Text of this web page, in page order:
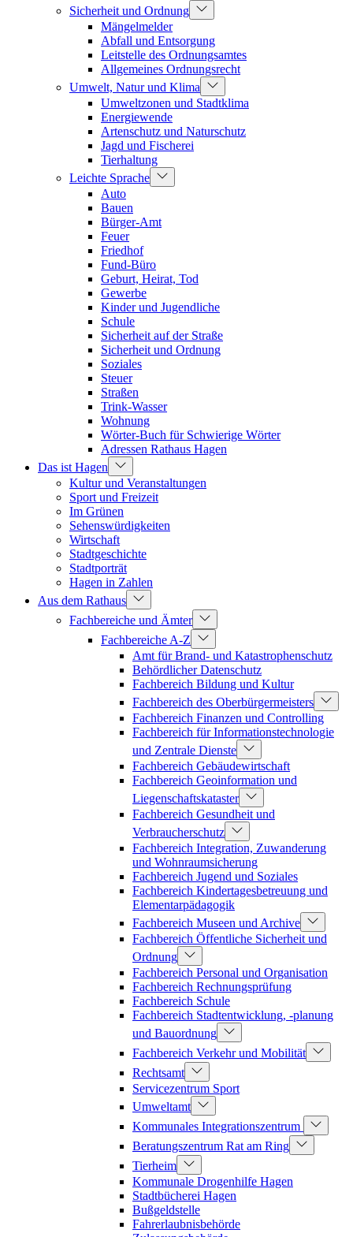
Sicherheit und Ordnung
Mängelmelder
Abfall und Entsorgung
Leitstelle des Ordnungsamtes
Allgemeines Ordnungsrecht
Umwelt, Natur und Klima
Umweltzonen und Stadtklima
Energiewende
Artenschutz und Naturschutz
Jagd und Fischerei
Tierhaltung
Leichte Sprache
Auto
Bauen
Bürger-Amt
Feuer
Friedhof
Fund-Büro
Geburt, Heirat, Tod
Gewerbe
Kinder und Jugendliche
Schule
Sicherheit auf der Straße
Sicherheit und Ordnung
Soziales
Steuer
Straßen
Trink-Wasser
Wohnung
Wörter-Buch für Schwierige Wörter
Adressen Rathaus Hagen
Das ist Hagen
Kultur und Veranstaltungen
Sport und Freizeit
Im Grünen
Sehenswürdigkeiten
Wirtschaft
Stadtgeschichte
Stadtporträt
Hagen in Zahlen
Aus dem Rathaus
Fachbereiche und Ämter
Fachbereiche A-Z
Amt für Brand- und Katastrophenschutz
Behördlicher Datenschutz
Fachbereich Bildung und Kultur
Fachbereich des Oberbürgermeisters
Fachbereich Finanzen und Controlling
Fachbereich für Informationstechnologie
und Zentrale Dienste
Fachbereich Gebäudewirtschaft
Fachbereich Geoinformation und
Liegenschaftskataster
Fachbereich Gesundheit und
Verbraucherschutz
Fachbereich Integration, Zuwanderung
und Wohnraumsicherung
Fachbereich Jugend und Soziales
Fachbereich Kindertagesbetreuung und
Elementarpädagogik
Fachbereich Museen und Archive
Fachbereich Öffentliche Sicherheit und
Ordnung
Fachbereich Personal und Organisation
Fachbereich Rechnungsprüfung
Fachbereich Schule
Fachbereich Stadtentwicklung, -planung
und Bauordnung
Fachbereich Verkehr und Mobilität
Rechtsamt
Servicezentrum Sport
Umweltamt
Kommunales Integrationszentrum
Beratungszentrum Rat am Ring
Tierheim
Kommunale Drogenhilfe Hagen
Stadtbücherei Hagen
Bußgeldstelle
Fahrerlaubnisbehörde